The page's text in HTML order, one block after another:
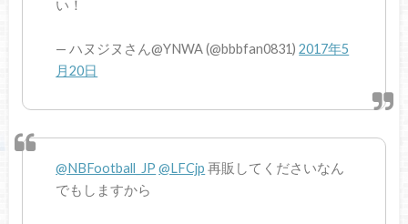
い！
— ハヌジヌさん@YNWA (@bbbfan0831)2017年5
月20日
@NBFootball_JP @LFCjp 再販してくださいなん
でもしますから